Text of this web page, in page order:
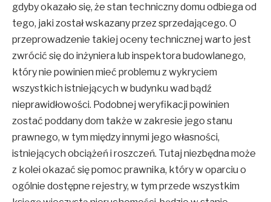
gdyby okazało się, że stan techniczny domu odbiega od
tego, jaki został wskazany przez sprzedającego. O
przeprowadzenie takiej oceny technicznej warto jest
zwrócić się do inżyniera lub inspektora budowlanego,
który nie powinien mieć problemu z wykryciem
wszystkich istniejących w budynku wad bądź
nieprawidłowości. Podobnej weryfikacji powinien
zostać poddany dom także w zakresie jego stanu
prawnego, w tym między innymi jego własności,
istniejących obciążeń i roszczeń. Tutaj niezbędna może
z kolei okazać się pomoc prawnika, który w oparciu o
ogólnie dostępne rejestry, w tym przede wszystkim